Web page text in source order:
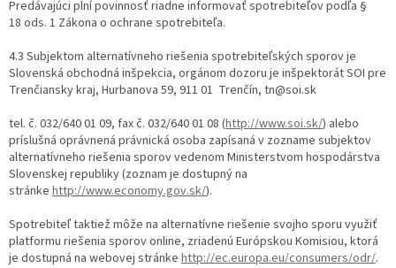
Predávajúci plní povinnosť riadne informovať spotrebiteľov podľa §
18 ods. 1 Zákona o ochrane spotrebiteľa.
4.3 Subjektom alternatívneho riešenia spotrebiteľských sporov je
Slovenská obchodná inšpekcia, orgánom dozoru je inšpektorát SOI pre
Trenčiansky kraj, Hurbanova 59, 911 01 Trenčín, tn@soi.sk
tel. č. 032/640 01 09, fax č. 032/640 01 08 (http://www.soi.sk/) alebo
príslušná oprávnená právnická osoba zapísaná v zozname subjektov
alternatívneho riešenia sporov vedenom Ministerstvom hospodárstva
Slovenskej republiky (zoznam je dostupný na
stránke http://www.economy.gov.sk/).
Spotrebiteľ taktiež môže na alternatívne riešenie svojho sporu využiť
platformu riešenia sporov online, zriadenú Európskou Komisiou, ktorá
je dostupná na webovej stránke http://ec.europa.eu/consumers/odr/.